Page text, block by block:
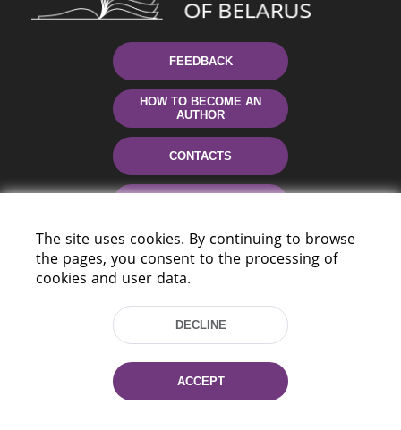
FEEDBACK
HOW TO BECOME AN
AUTHOR
CONTACTS
220114, Niezaležnasci Ave. 116, Minsk,
The site uses cookies. By continuing to browse
the pages, you consent to the processing of
cookies and user data.
DECLINE
ACCEPT